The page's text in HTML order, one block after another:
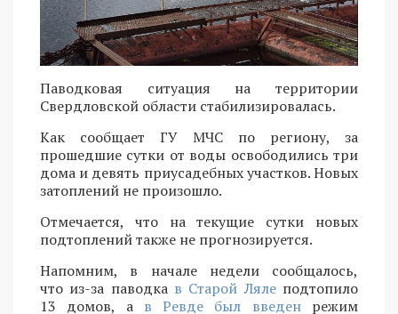
Паводковая ситуация на территории
Свердловской области стабилизировалась.
Как сообщает ГУ МЧС по региону, за
прошедшие сутки от воды освободились три
дома и девять приусадебных участков. Новых
затоплений не произошло.
Отмечается, что на текущие сутки новых
подтоплений также не прогнозируется.
Напомним, в начале недели сообщалось,
что из-за паводка в Старой Лялеподтопило
13 домов, а в Ревде был введенрежим